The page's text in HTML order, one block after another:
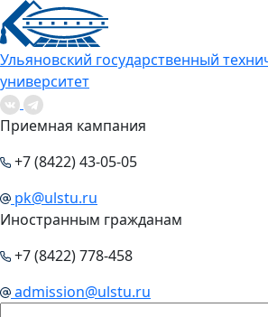
Ульяновский государственный
университет
Приемная кампания
+7 (8422) 43-05-05
pk@ulstu.ru
Иностранным гражданам
+7 (8422) 778-458
admission@ulstu.ru